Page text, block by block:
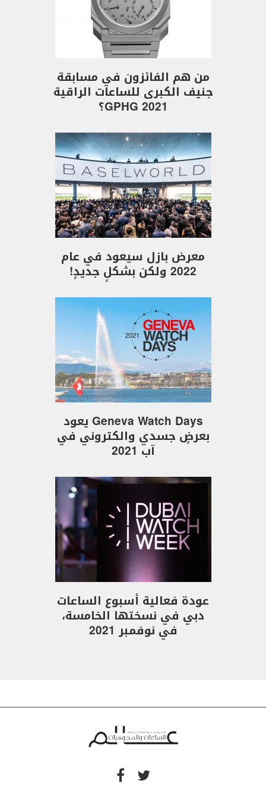
من هم الفائزون في مسابقة
جنيف الكبرى للساعات الراقية
GPHG 2021؟
معرض بازل سيعود في عام
2022 ولكن بشكلٍ جديدٍ!
Geneva Watch Days يعود
بعرضٍ جسدي والكتروني في
آب 2021
عودة فعالية أسبوع الساعات
دبي في نسختها الخامسة،
في نوفمبر 2021